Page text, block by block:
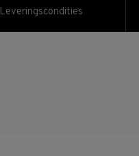
Leveringscondities